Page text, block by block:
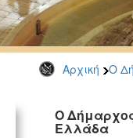
Αρχική Ο
Ο
Ελλάδα